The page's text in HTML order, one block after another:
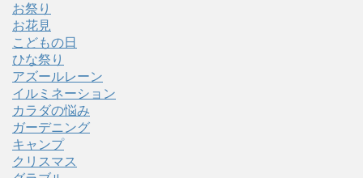
お祭り
お花見
こどもの日
ひな祭り
アズールレーン
イルミネーション
カラダの悩み
ガーデニング
キャンプ
クリスマス